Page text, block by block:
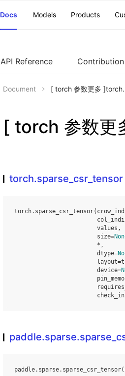
Docs Models Products
API Reference
Document [ torch 参数更多
[ torch 参数
torch.sparse_csr_tensor
torch. sparse_csr_tensor(
values ,
size=
* ,
dtype=
layout=
device=
paddle. sparse. sparse_csr_tensor(